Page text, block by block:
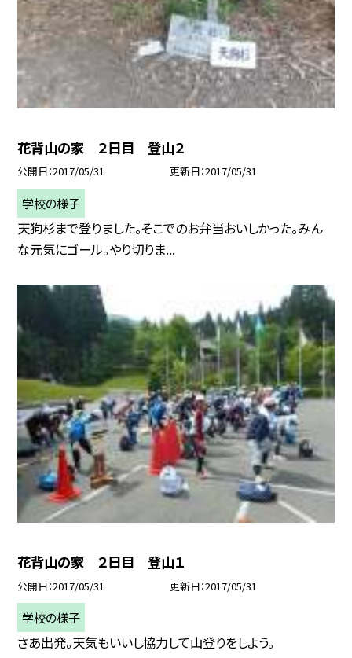
花背山の家 ２日目 登山２
公開日 2017/05/31 更新日 2017/05/31
学校の様子
天狗杉まで登りました。そこでのお弁当おいしかった。みん
な元気にゴール。やり切りま...
花背山の家 ２日目 登山１
公開日 2017/05/31 更新日 2017/05/31
学校の様子
さあ出発。天気もいいし協力して山登りをしよう。